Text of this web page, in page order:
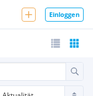
Einloggen